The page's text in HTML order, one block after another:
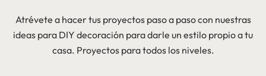
Atrévete a hacer tus proyectos paso a paso con nuestras
ideas para DIY decoración para darle un estilo propio a tu
casa. Proyectos para todos los niveles.